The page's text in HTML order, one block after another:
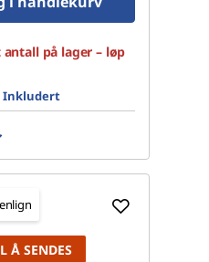
antall på lager – løp
Inkludert
Å SENDES